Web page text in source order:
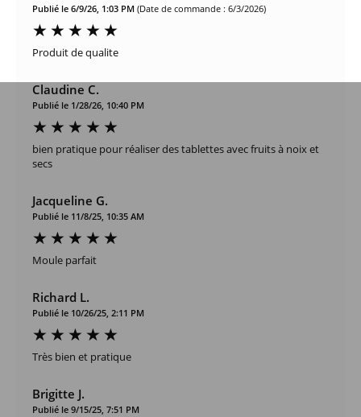
Publié le 6/9/26, 1:03 PM (Date de commande : 6/3/2026)
Produit de qualite
Claudine C.
Publié le 1/28/26, 10:40 PM
bien pratique pour réaliser des tablettes avec fruits à noix et
secs
Jacqueline G.
Publié le 11/8/25, 10:35 AM
Moule parfait
Richard L.
Publié le 10/26/25, 2:11 PM
Très bien et pratique
Brigitte J.
Publié le 9/15/25, 7:51 PM